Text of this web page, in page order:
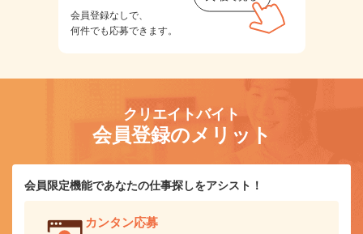
会員登録なしで、
何件でも応募できます。
クリエイトバイト
会員登録のメリット
会員限定機能であなたの仕事探しをアシスト！
カンタン応募